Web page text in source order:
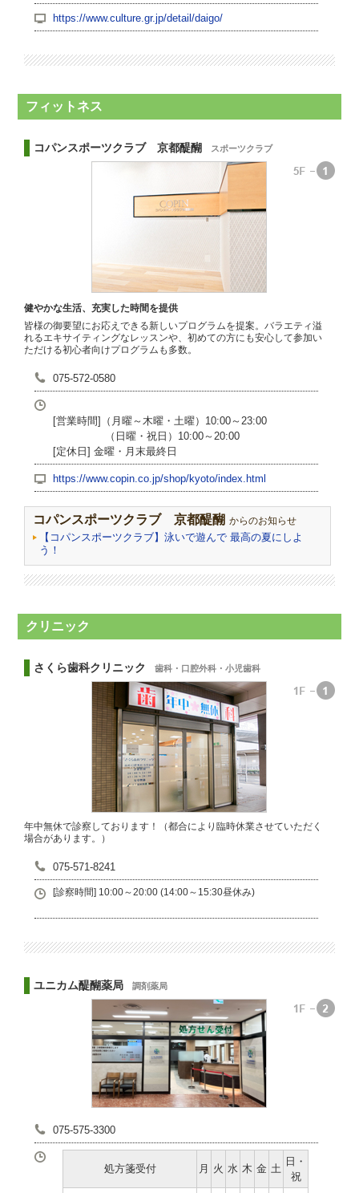
https://www.culture.gr.jp/detail/daigo/
フィットネス
コパンスポーツクラブ 京都醍醐 スポーツクラブ
健やかな生活、充実した時間を提供
皆様の御要望にお応えできる新しいプログラムを提案。バラエティ溢
れるエキサイティングなレッスンや、初めての方にも安心して参加い
ただける初心者向けプログラムも多数。
075-572-0580
[営業時間]（月曜～木曜・土曜）10:00～23:00
（日曜・祝日）10:00～20:00
[定休日] 金曜・月末最終日
https://www.copin.co.jp/shop/kyoto/index.html
コパンスポーツクラブ 京都醍醐 からのお知らせ
【コパンスポーツクラブ】泳いで遊んで 最高の夏にしよ
う！
クリニック
さくら歯科クリニック 歯科・口腔外科・小児歯科
年中無休で診察しております！（都合により臨時休業させていただく
場合があります。）
075-571-8241
[診察時間] 10:00～20:00 (14:00～15:30昼休み)
ユニカム醍醐薬局 調剤薬局
075-575-3300
処方箋受付 月 火 水 木 金 土
日・
祝